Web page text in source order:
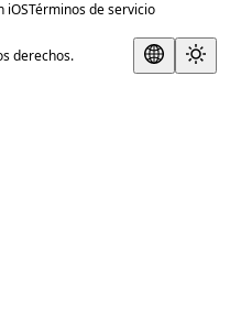
iOSTérminos de servicio
derechos.